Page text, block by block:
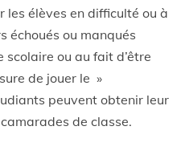
les élèves en difficulté ou à
échoués ou manqués
ou au fait d’être
de jouer le »
peuvent obtenir leur
de classe.